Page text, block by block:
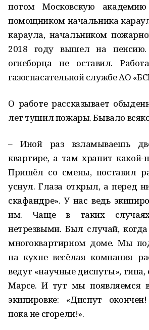
потом Московскую
помощником начальника
караула, начальником
2018 году вышел на
огнеборца не оставил.
газоспасательной службе АО
О работе рассказывает
лет тушил пожары. Бывало
– Иной раз взламываешь
квартире, а там храпит какой-
Пришёл со смены, поставил
уснул. Глаза открыл, а перед
скафандре». У нас ведь
им. Чаще в таких
нетрезвыми. Был случай,
многоквартирном доме. Мы
на кухне весёлая компания
ведут «научные диспуты», типа,
Марсе. И тут мы появляемся в
экипировке: «Диспут
пока не сгорели!».